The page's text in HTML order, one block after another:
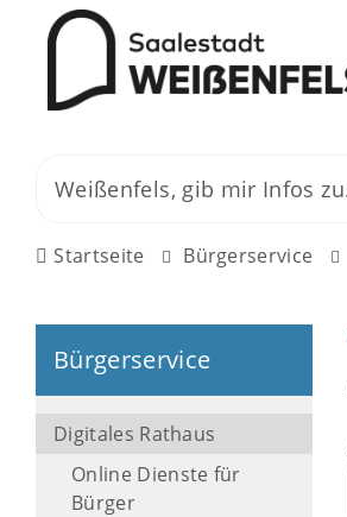
Startseite Bürgerservice
Bürgerservice
Digitales Rathaus
Online Dienste für
Bürger